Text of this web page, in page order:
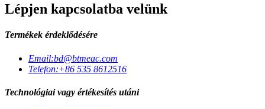
Lépjen kapcsolatba velünk
Termékek érdeklődésére
Email:bd@btmeac.com
Telefon:+86 535 8612516
Technológiai vagy értékesítés utáni